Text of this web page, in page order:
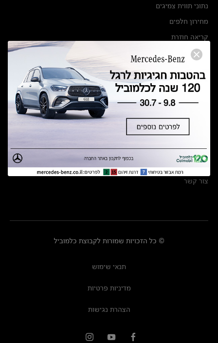
נתוני תווית צמיגים
מחירון חלפים
קריאה חוזרת
הודעה על הטבות לרכבי מרצדס בהסדר פשרה בתצ 56447-02-19
תקנון ימי מכירות 120 לכלמוביל
מצאו אותנו
אולמות תצוגה
מרכזי שירות
צור קשר
© כל הזכויות שמורות לקבוצת כלמוביל
תנאי שימוש
מדיניות פרטיות
הצהרת נגישות